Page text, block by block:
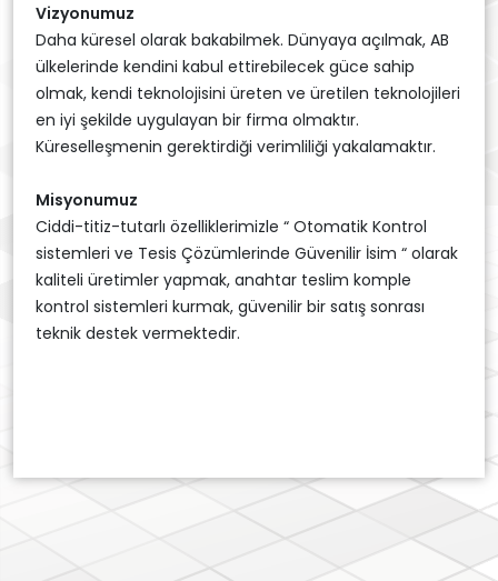
Vizyonumuz
Daha küresel olarak bakabilmek. Dünyaya açılmak, AB
ülkelerinde kendini kabul ettirebilecek güce sahip
olmak, kendi teknolojisini üreten ve üretilen teknolojileri
en iyi şekilde uygulayan bir firma olmaktır.
Küreselleşmenin gerektirdiği verimliliği yakalamaktır.
Misyonumuz
Ciddi-titiz-tutarlı özelliklerimizle “ Otomatik Kontrol
sistemleri ve Tesis Çözümlerinde Güvenilir İsim “ olarak
kaliteli üretimler yapmak, anahtar teslim komple
kontrol sistemleri kurmak, güvenilir bir satış sonrası
teknik destek vermektedir.